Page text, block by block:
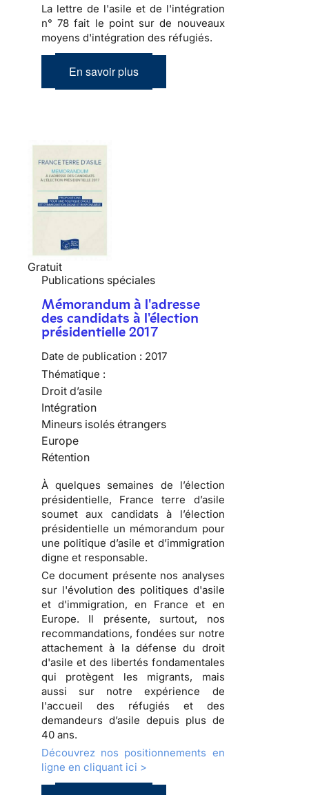
La lettre de l'asile et de l'intégration
n° 78 fait le point sur de nouveaux
moyens d'intégration des réfugiés.
En savoir plus
Gratuit
Publications spéciales
Mémorandum à l'adresse
des candidats à l'élection
présidentielle 2017
Date de publication : 2017
Thématique :
Droit d’asile
Intégration
Mineurs isolés étrangers
Europe
Rétention
À quelques semaines de l’élection
présidentielle, France terre d’asile
soumet aux candidats à l’élection
présidentielle un mémorandum pour
une politique d’asile et d’immigration
digne et responsable.
Ce document présente nos analyses
sur l'évolution des politiques d'asile
et d'immigration, en France et en
Europe. Il présente, surtout, nos
recommandations, fondées sur notre
attachement à la défense du droit
d'asile et des libertés fondamentales
qui protègent les migrants, mais
aussi sur notre expérience de
l'accueil des réfugiés et des
demandeurs d’asile depuis plus de
40 ans.
Découvrez nos positionnements en
ligne en cliquant ici >